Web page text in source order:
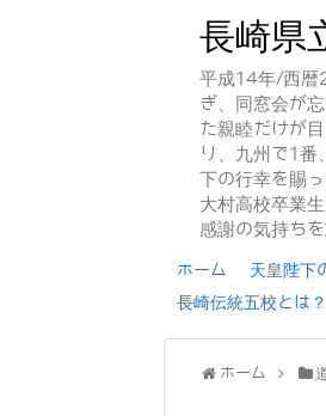
長崎県
平成14年/西暦
ぎ、同窓会が
た親睦だけが
り、九州で1
下の行幸を賜
大村高校卒業
感謝の気持ち
ホーム 天皇陛下
長崎伝統五校とは？
ホーム